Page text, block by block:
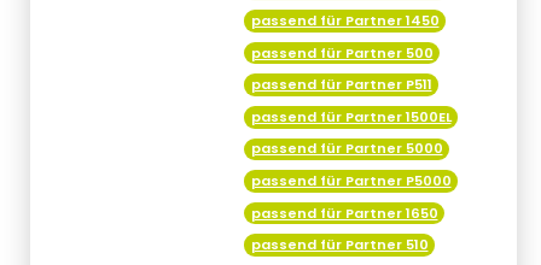
passend für Partner 1450
passend für Partner 500
passend für Partner P511
passend für Partner 1500EL
passend für Partner 5000
passend für Partner P5000
passend für Partner 1650
passend für Partner 510